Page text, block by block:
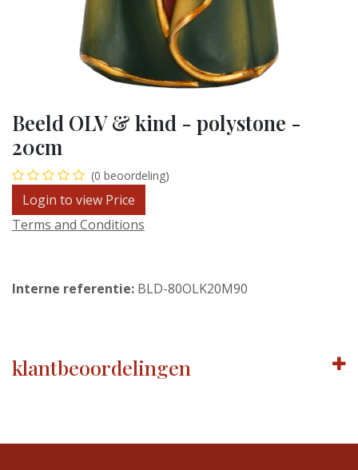
Beeld OLV & kind - polystone -
20cm
(0 beoordeling)
Login to view Price
Terms and Conditions
Interne referentie: BLD-80OLK20M90
klantbeoordelingen